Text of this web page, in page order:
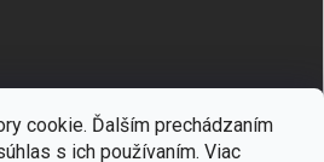
cookie. Ďalším prechádzaním
s ich používaním. Viac